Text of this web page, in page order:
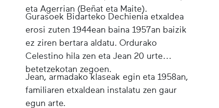
eta Agerrian (Beñat eta Maite).
Gurasoek Bidarteko Dechienia etxaldea
erosi zuten 1944ean baina 1957an baizik
ez ziren bertara aldatu. Ordurako
Celestino hila zen eta Jean 20 urte
betetzekotan zegoen.
Jean, armadako klaseak egin eta 1958an,
familiaren etxaldean instalatu zen gaur
egun arte.